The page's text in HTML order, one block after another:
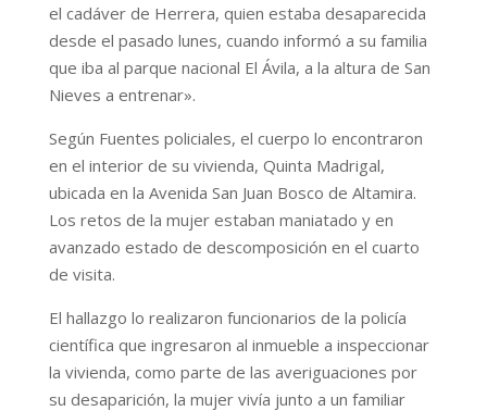
el cadáver de Herrera, quien estaba desaparecida
desde el pasado lunes, cuando informó a su familia
que iba al parque nacional El Ávila, a la altura de San
Nieves a entrenar».
Según Fuentes policiales, el cuerpo lo encontraron
en el interior de su vivienda, Quinta Madrigal,
ubicada en la Avenida San Juan Bosco de Altamira.
Los retos de la mujer estaban maniatado y en
avanzado estado de descomposición en el cuarto
de visita.
El hallazgo lo realizaron funcionarios de la policía
científica que ingresaron al inmueble a inspeccionar
la vivienda, como parte de las averiguaciones por
su desaparición, la mujer vivía junto a un familiar